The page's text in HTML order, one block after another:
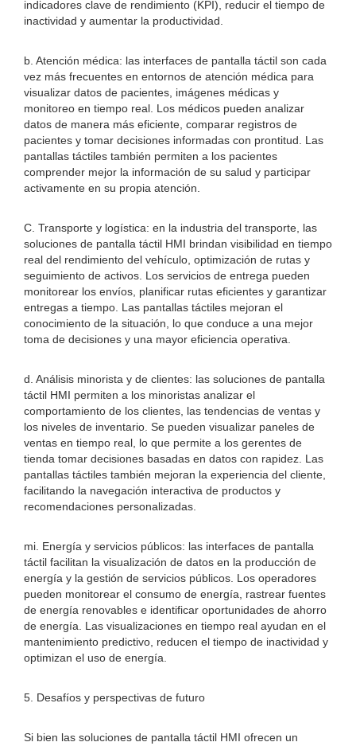
indicadores clave de rendimiento (KPI), reducir el tiempo de
inactividad y aumentar la productividad.
b. Atención médica: las interfaces de pantalla táctil son cada
vez más frecuentes en entornos de atención médica para
visualizar datos de pacientes, imágenes médicas y
monitoreo en tiempo real. Los médicos pueden analizar
datos de manera más eficiente, comparar registros de
pacientes y tomar decisiones informadas con prontitud. Las
pantallas táctiles también permiten a los pacientes
comprender mejor la información de su salud y participar
activamente en su propia atención.
C. Transporte y logística: en la industria del transporte, las
soluciones de pantalla táctil HMI brindan visibilidad en tiempo
real del rendimiento del vehículo, optimización de rutas y
seguimiento de activos. Los servicios de entrega pueden
monitorear los envíos, planificar rutas eficientes y garantizar
entregas a tiempo. Las pantallas táctiles mejoran el
conocimiento de la situación, lo que conduce a una mejor
toma de decisiones y una mayor eficiencia operativa.
d. Análisis minorista y de clientes: las soluciones de pantalla
táctil HMI permiten a los minoristas analizar el
comportamiento de los clientes, las tendencias de ventas y
los niveles de inventario. Se pueden visualizar paneles de
ventas en tiempo real, lo que permite a los gerentes de
tienda tomar decisiones basadas en datos con rapidez. Las
pantallas táctiles también mejoran la experiencia del cliente,
facilitando la navegación interactiva de productos y
recomendaciones personalizadas.
mi. Energía y servicios públicos: las interfaces de pantalla
táctil facilitan la visualización de datos en la producción de
energía y la gestión de servicios públicos. Los operadores
pueden monitorear el consumo de energía, rastrear fuentes
de energía renovables e identificar oportunidades de ahorro
de energía. Las visualizaciones en tiempo real ayudan en el
mantenimiento predictivo, reducen el tiempo de inactividad y
optimizan el uso de energía.
5. Desafíos y perspectivas de futuro
Si bien las soluciones de pantalla táctil HMI ofrecen un